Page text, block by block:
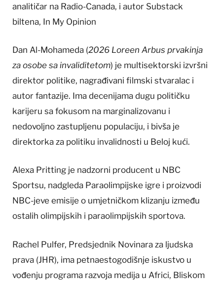
analitičar na Radio-Canada, i autor Substack
biltena, In My Opinion
Dan Al-Mohameda (2026 Loreen Arbus prvakinja
za osobe sa invaliditetom) je multisektorski izvršni
direktor politike, nagrađivani filmski stvaralac i
autor fantazije. Ima decenijama dugu političku
karijeru sa fokusom na marginalizovanu i
nedovoljno zastupljenu populaciju, i bivša je
direktorka za politiku invalidnosti u Beloj kući.
Alexa Pritting je nadzorni producent u NBC
Sportsu, nadgleda Paraolimpijske igre i proizvodi
NBC-jeve emisije o umjetničkom klizanju između
ostalih olimpijskih i paraolimpijskih sportova.
Rachel Pulfer, Predsjednik Novinara za ljudska
prava (JHR), ima petnaestogodišnje iskustvo u
vođenju programa razvoja medija u Africi, Bliskom